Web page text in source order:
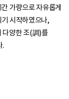
가량으로 자유롭게
시작하였으나,
다양한 조(調)를